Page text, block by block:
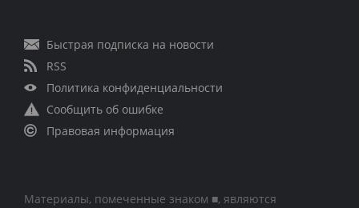
Быстрая подписка на новости
RSS
Политика конфиденциальности
Сообщить об ошибке
Правовая информация
Материалы, помеченные знаком ■, являются